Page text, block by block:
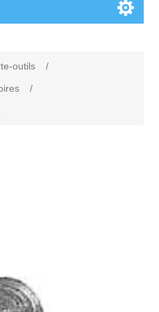
outils
/
/